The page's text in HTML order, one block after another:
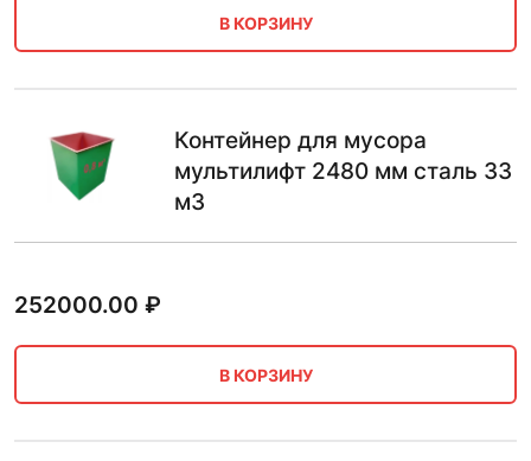
В КОРЗИНУ
Контейнер для мусора
мультилифт 2480 мм сталь 33
м3
252000.00 ₽
В КОРЗИНУ